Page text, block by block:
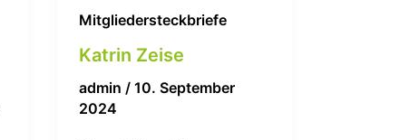
Mitgliedersteckbriefe
Katrin Zeise
admin/10. September
2024